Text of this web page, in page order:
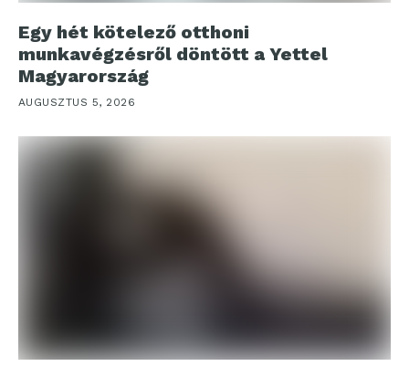
Egy hét kötelező otthoni
munkavégzésről döntött a Yettel
Magyarország
AUGUSZTUS 5, 2026